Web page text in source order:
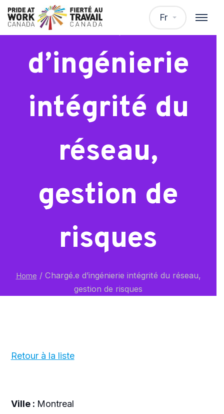
Fr
Chargé.e
d’ingénierie
intégrité du
réseau,
gestion de
risques
Home /Chargé.e d’ingénierie intégrité du réseau,
gestion de risques
Retour à la liste
Ville : Montreal